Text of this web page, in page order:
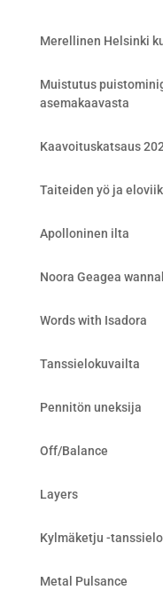
Merellinen Helsinki
Muistutus
asemakaavasta
Kaavoituskatsaus
Taiteiden yö ja
Apolloninen ilta
Noora Geagea
Words with Isadora
Tanssielokuvailta
Pennitön uneksija
Off/Balance
Layers
Kylmäketju -
Metal Pulsance